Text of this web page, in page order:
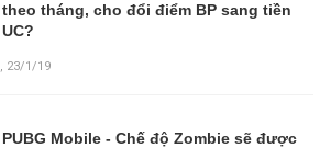
theo tháng, cho đổi điểm BP sang tiền
UC?
23/1/19
PUBG Mobile - Chế độ Zombie sẽ được